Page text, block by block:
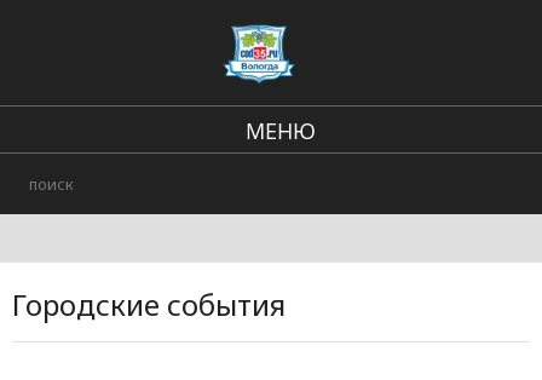
МЕНЮ
Городские события
Городские события